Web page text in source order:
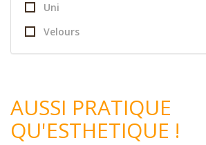
Uni
Velours
AUSSI PRATIQUE
QU'ESTHETIQUE !